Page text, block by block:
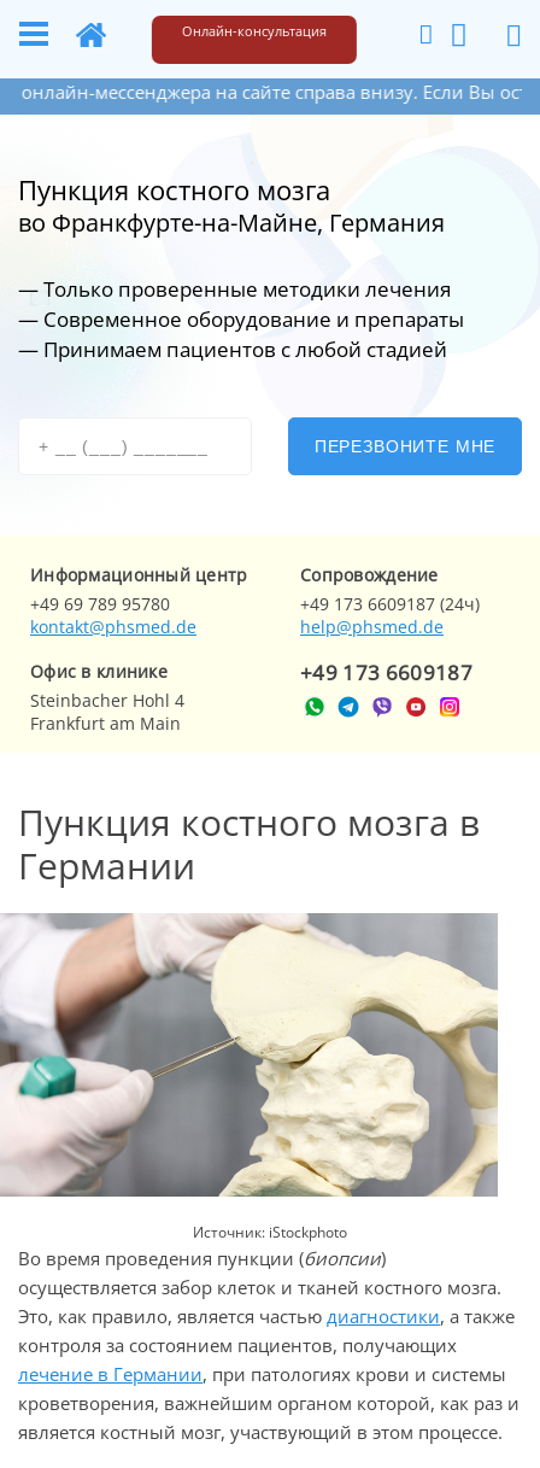
+49 173 6609187 Написать
Онлайн-консультация
на сайте справа внизу. Если Вы оставите
Пункция костного мозга
во Франкфурте-на-Майне, Германия
— Только проверенные методики лечения
— Современное оборудование и препараты
— Принимаем пациентов с любой стадией
ПЕРЕЗВОНИТЕ МНЕ
Информационный центр
+49 69 789 95780
kontakt@phsmed.de
Cопровождение
+49 173 6609187 (24ч)
help@phsmed.de
Офис в клинике
Steinbacher Hohl 4
Frankfurt am Main
+49 173 6609187
Пункция костного мозга в
Германии
Источник: iStockphoto
Во время проведения пункции (биопсии)
осуществляется забор клеток и тканей костного мозга.
Это, как правило, является частью диагностики, а также
контроля за состоянием пациентов, получающих
лечение в Германии, при патологиях крови и системы
кроветворения, важнейшим органом которой, как раз и
является костный мозг, участвующий в этом процессе.